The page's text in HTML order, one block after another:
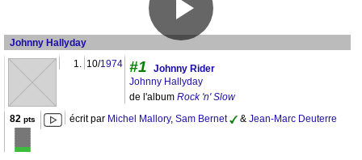
Johnny Hallyday
1. 10/1974 #1
Johnny Rider
Johnny Hallyday
de l'album Rock 'n' Slow
82 pts écrit par Michel Mallory, Sam Bernet & Jean-Marc Deuterre